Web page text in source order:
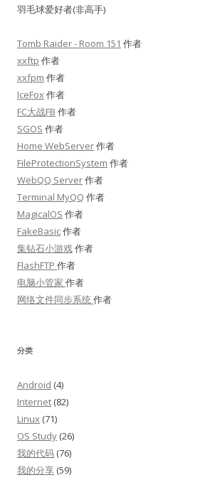
羽毛球爱好者(非高手)
Tomb Raider - Room 151 作者
xxftp 作者
xxfpm 作者
IceFox作者
FC大战FB 作者
SGOS 作者
Home WebServer作者
FileProtectionSystem 作者
WebQQ Server作者
Terminal MyQQ 作者
MagicalOS 作者
FakeBasic作者
集钻石小游戏作者
FlashFTP 作者
电脑小管家 作者
网络文件同步系统作者
分类
Android (4)
Internet (82)
Linux (71)
OS Study (26)
我的代码 (76)
我的分享 (59)